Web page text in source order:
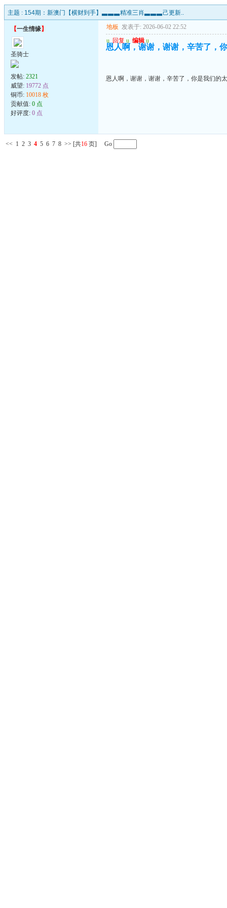
主题 : 154期：新澳门【横财到手】▃▃▃精准三肖▃▃▃己更新..
【一生情缘】
圣骑士
发帖: 2321
威望: 19772 点
铜币: 10018 枚
贡献值: 0 点
好评度: 0 点
地板 发表于: 2026-06-02 22:52
u 回复 u 编辑 u
恩人啊，谢谢，谢谢，辛苦了，
恩人啊，谢谢，谢谢，辛苦了，你是我们的
<< 1 2 3 4 5 6 7 8 >> [共16 页] Go